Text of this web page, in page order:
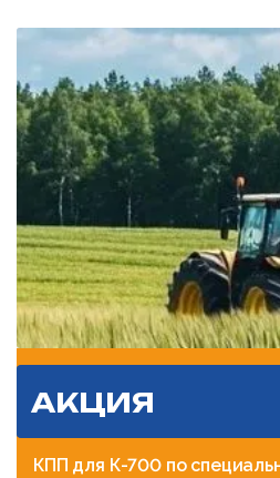
АКЦИЯ
КПП для К-700 по